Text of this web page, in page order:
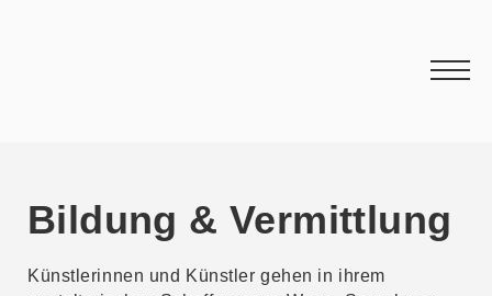
Bildung & Vermittlung
Künstlerinnen und Künstler gehen in ihrem